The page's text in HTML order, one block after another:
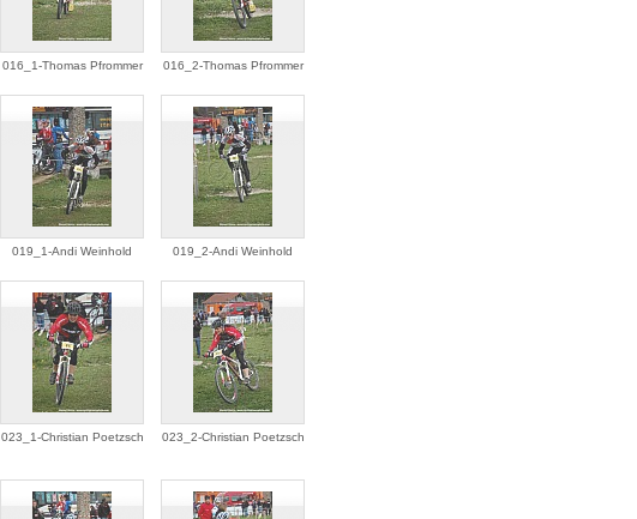
016_1-Thomas Pfrommer 016_2-Thomas Pfrommer
019_1-Andi Weinhold 019_2-Andi Weinhold
023_1-Christian Poetzsch 023_2-Christian Poetzsch